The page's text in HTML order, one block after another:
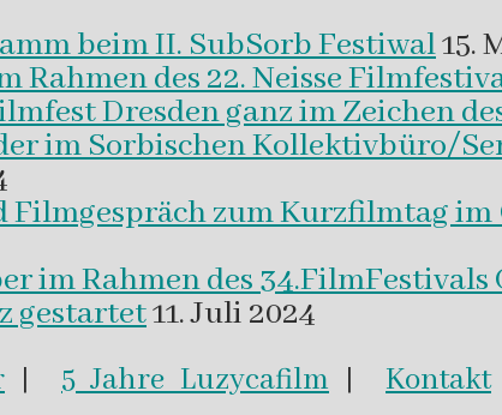
beim II. SubSorb Festiwal15.
Rahmen des 22. Neisse
Dresden ganz im Zeichen
im Sorbischen Kollektivbüro/
Filmgespräch zum Kurzfilmtag
im Rahmen des
gestartet11. Juli 2024
| 5 Jahre Luzycafilm | Kontakt